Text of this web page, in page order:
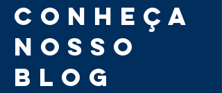
Conheça
nosso
blog